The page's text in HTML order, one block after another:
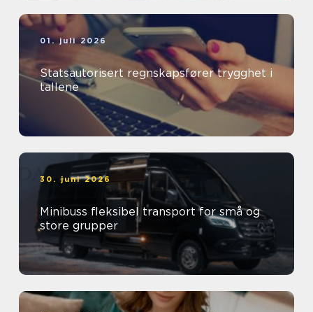
01. juli 2026
Statsautorisert regnskapsfører trygghet i
tallene
30. juni 2026
Minibuss fleksibel transport for små og
store grupper